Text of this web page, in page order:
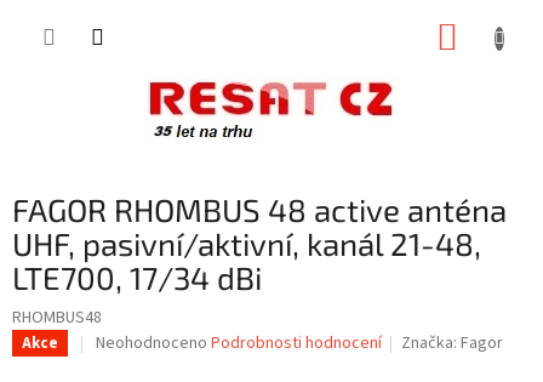
FAGOR RHOMBUS 48 active anténa
UHF, pasivní/aktivní, kanál 21-48,
LTE700, 17/34 dBi
RHOMBUS48
Akce
Průměrné
Neohodnoceno Podrobnosti hodnocení Značka:Fagor